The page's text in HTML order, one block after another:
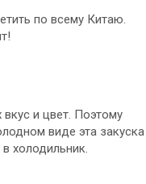
по всему Китаю.
и цвет. Поэтому
виде эта закуска
холодильник.